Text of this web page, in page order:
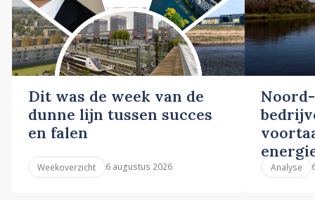
Dit was de week van de
dunne lijn tussen succes
en falen
Weekoverzicht 6 augustus 2026 Analyse